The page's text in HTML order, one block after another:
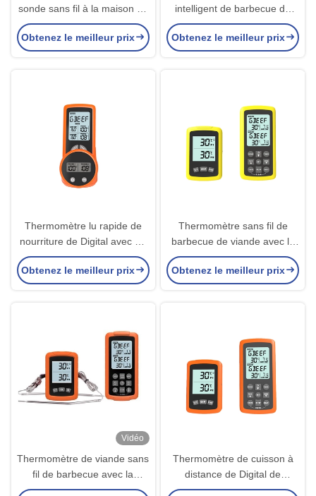
sonde sans fil à la maison de
cuisine de Digital a lu le
thermomètre pour le cuisinier
Obtenez le meilleur prix
intelligent de barbecue de
long terme avec la cuisson à
double température
Obtenez le meilleur prix
Thermomètre lu rapide de
nourriture de Digital avec de
doubles sondes pour le four
de fumeur de liquides
Obtenez le meilleur prix
Thermomètre sans fil de
barbecue de viande avec la
sonde à double température
Obtenez le meilleur prix
Vidéo
Thermomètre de viande sans
fil de barbecue avec la
surveillance à basse
Thermomètre de cuisson à
distance de Digital de
barbecue de barbecue pour